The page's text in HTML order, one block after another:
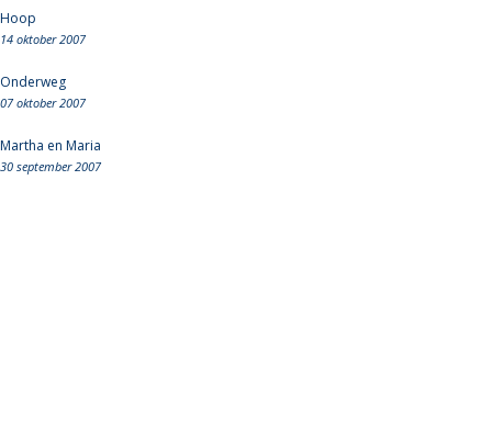
Hoop
14 oktober 2007
Onderweg
07 oktober 2007
Martha en Maria
30 september 2007